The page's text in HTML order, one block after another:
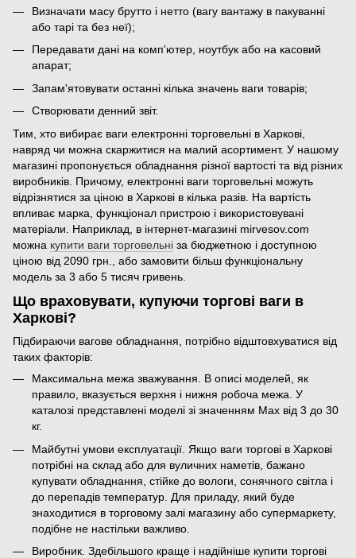
Визначати масу брутто і нетто (вагу вантажу в пакуванні
або тарі та без неї);
Передавати дані на комп'ютер, ноутбук або на касовий
апарат;
Запам'ятовувати останні кілька значень ваги товарів;
Створювати денний звіт.
Тим, хто вибирає ваги електронні торговельні в Харкові,
навряд чи можна скаржитися на малий асортимент. У нашому
магазині пропонується обладнання різної вартості та від різних
виробників. Причому, електронні ваги торговельні можуть
відрізнятися за ціною в Харкові в кілька разів. На вартість
впливає марка, функціонал пристрою і використовувані
матеріали. Наприклад, в інтернет-магазині mirvesov.com
можна купити ваги торговельні за бюджетною і доступною
ціною від 2090 грн., або замовити більш функціональну
модель за 3 або 5 тисяч гривень.
Що враховувати, купуючи торгові ваги в
Харкові?
Підбираючи вагове обладнання, потрібно відштовхуватися від
таких факторів:
Максимальна межа зважування. В описі моделей, як
правило, вказується верхня і нижня робоча межа. У
каталозі представлені моделі зі значенням Max від 3 до 30
кг.
Майбутні умови експлуатації. Якщо ваги торгові в Харкові
потрібні на склад або для вуличних наметів, бажано
купувати обладнання, стійке до вологи, сонячного світла і
до перепадів температур. Для приладу, який буде
знаходитися в торговому залі магазину або супермаркету,
подібне не настільки важливо.
Виробник. Здебільшого краще і надійніше купити торгові